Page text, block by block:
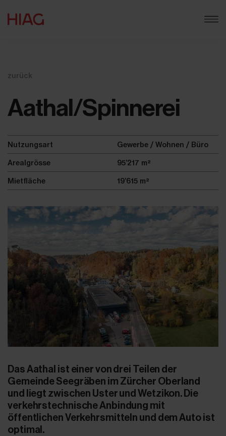
Aathal/Spinnerei
zurück
Nutzungsart
Gewerbe / Wohnen / Büro
Arealgrösse
95’217 m²
Mietfläche
19’615 m²
Das Aathal ist einer von drei Teilen der
Gemeinde Seegräben im Zürcher Oberland
und liegt zwischen Uster und Wetzikon. Die
verkehrstechnische Anbindung mit
öffentlichen Verkehrsmitteln und dem Auto ist
optimal.